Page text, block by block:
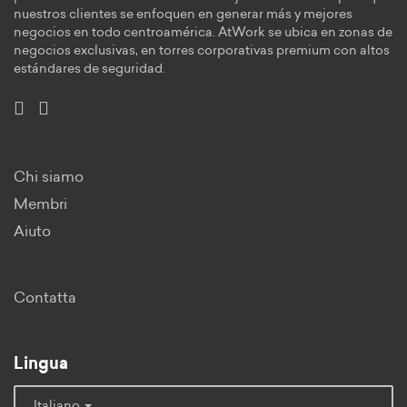
nuestros clientes se enfoquen en generar más y mejores
negocios en todo centroamérica. AtWork se ubica en zonas de
negocios exclusivas, en torres corporativas premium con altos
estándares de seguridad.
Chi siamo
Membri
Aiuto
Contatta
Lingua